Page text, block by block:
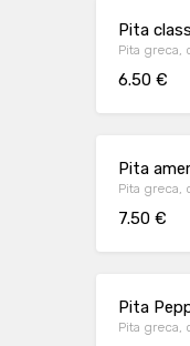
Pita
Pita greca,
6.50 €
Pita
Pita greca,
7.50 €
Pita
Pita greca,